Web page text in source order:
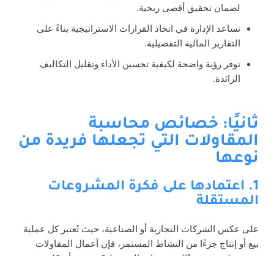
لضمان تحقيق أقصى ربحية.
تساعد الإدارة في اتخاذ القرارات الاستراتيجية بناءً على
التقارير المالية التفصيلية.
توفر رؤية واضحة لكيفية تحسين الأداء وتقليل التكاليف
الزائدة.
ثانيًا: خصائص محاسبة
المقاولات التي تجعلها فريدة من
نوعها
1. اعتمادها على فكرة المشروعات
المستقلة
على عكس الشركات التجارية أو الصناعية، حيث تُعتبر كل عملية
بيع أو إنتاج جزءًا من النشاط المستمر، فإن أعمال المقاولات